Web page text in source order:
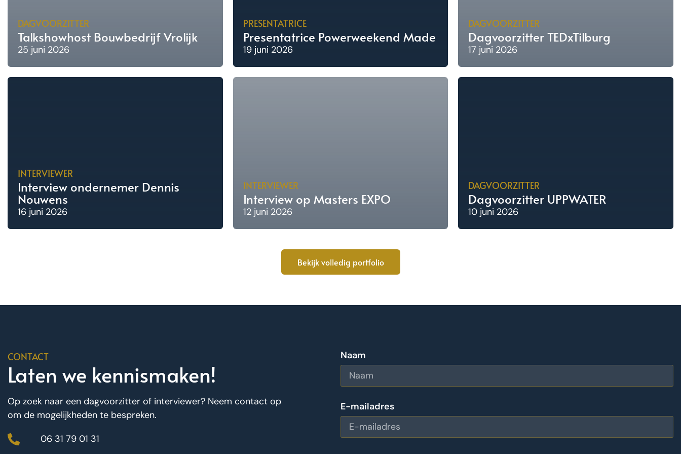
DAGVOORZITTER
Talkshowhost Bouwbedrijf Vrolijk
25 juni 2026
PRESENTATRICE
Presentatrice Powerweekend Made
19 juni 2026
DAGVOORZITTER
Dagvoorzitter TEDxTilburg
17 juni 2026
INTERVIEWER
Interview ondernemer Dennis
Nouwens
16 juni 2026
INTERVIEWER
Interview op Masters EXPO
12 juni 2026
DAGVOORZITTER
Dagvoorzitter UPPWATER
10 juni 2026
Bekijk volledig portfolio
CONTACT
Laten we kennismaken!
Op zoek naar een dagvoorzitter of interviewer? Neem contact op
om de mogelijkheden te bespreken.
06 31 79 01 31
Naam
E-mailadres